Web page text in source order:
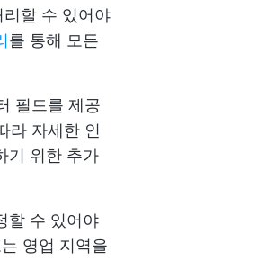
할 수 있어야
를 통해 모든
필드를 제공
라 자세한 인
기 위한 추가
할 수 있어야
영업 지역을